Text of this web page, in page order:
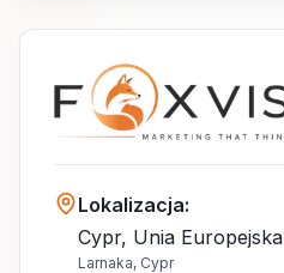
Lokalizacja:
Cypr, Unia Europejska
Larnaka, Cypr